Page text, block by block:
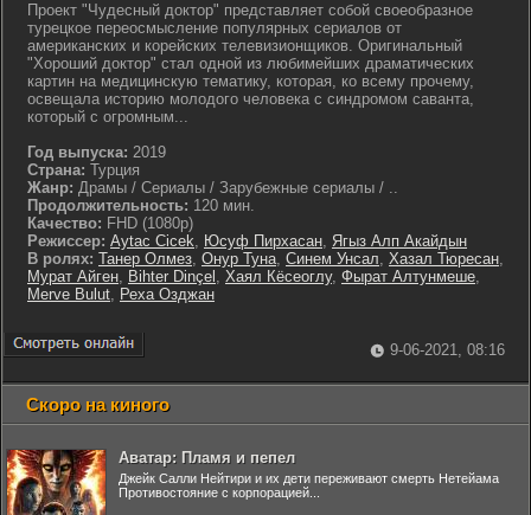
Проект "Чудесный доктор" представляет собой своеобразное
турецкое переосмысление популярных сериалов от
американских и корейских телевизионщиков. Оригинальный
"Хороший доктор" стал одной из любимейших драматических
картин на медицинскую тематику, которая, ко всему прочему,
освещала историю молодого человека с синдромом саванта,
который с огромным...
Год выпуска: 2019
Страна: Турция
Жанр: Драмы / Сериалы / Зарубежные сериалы / ..
Продолжительность: 120 мин.
Качество: FHD (1080p)
Режиссер: Aytac Cicek, Юсуф Пирхасан, Ягыз Алп Акайдын
В ролях: Танер Олмез, Онур Туна, Синем Унсал, Хазал Тюресан,
Мурат Айген, Bihter Dinçel , Хаял Кёсеоглу, Фырат Алтунмеше,
Merve Bulut, Реха Озджан
9-06-2021, 08:16
Скоро на киного
Аватар: Пламя и пепел
Джейк Салли Нейтири и их дети переживают смерть Нетейама
Противостояние с корпорацией...